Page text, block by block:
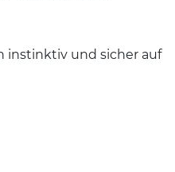
instinktiv und sicher auf